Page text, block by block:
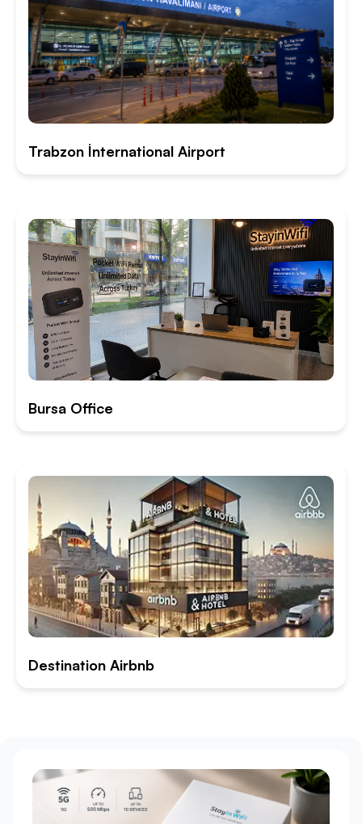
Trabzon İnternational Airport
Bursa Office
Destination Airbnb